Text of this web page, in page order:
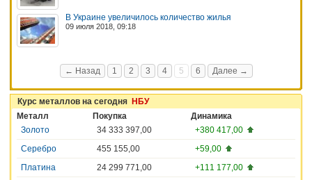
В Украине увеличилось количество жилья
09 июля 2018, 09:18
← Назад 1 2 3 4 5 6 Далее →
Курс металлов на сегодня НБУ
Металл
Покупка
Динамика
Золото
34 333 397,00
+380 417,00
Серебро
455 155,00
+59,00
Платина
24 299 771,00
+111 177,00